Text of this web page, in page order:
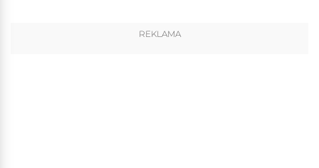
REKLAMA